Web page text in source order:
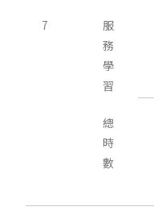
7
服
務
學
習
總
時
數